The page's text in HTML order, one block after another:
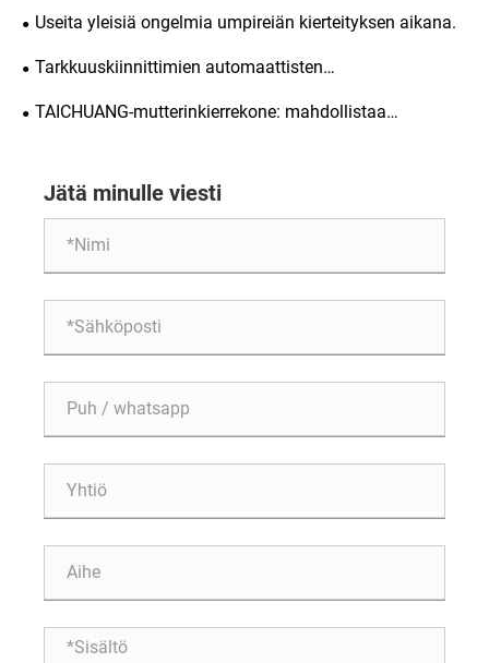
verrattuna kierteen syvyyteen?
Useita yleisiä ongelmia umpireiän kierteityksen aikana.
Tarkkuuskiinnittimien automaattisten
mutterinkierrekoneiden tekniikka
TAICHUANG-mutterinkierrekone: mahdollistaa
Jätä minulle viesti